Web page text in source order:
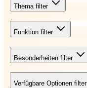
Thema filter
Funktion filter
Besonderheiten filter
Verfügbare Optionen filter